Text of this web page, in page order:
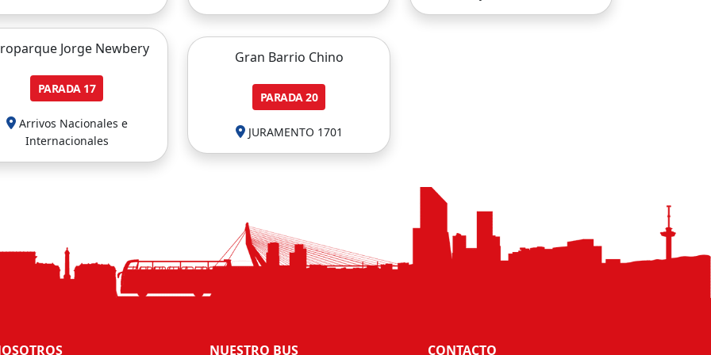
Jorge Newbery
PARADA17
Arrivos Nacionales e
Internacionales
Gran Barrio Chino
PARADA20
JURAMENTO 1701
NUESTRO BUS CONTACTO